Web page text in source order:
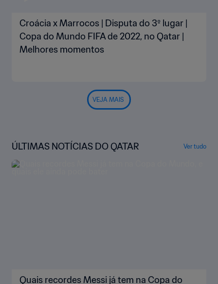
Croácia x Marrocos | Disputa do 3º lugar |
Copa do Mundo FIFA de 2022, no Qatar |
Melhores momentos
VEJA MAIS
ÚLTIMAS NOTÍCIAS DO QATAR Ver tudo
Quais recordes Messi já tem na Copa do